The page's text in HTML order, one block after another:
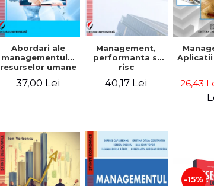
Abordari ale
managementului
resurselor umane
organizatiei
37,00 Lei
Management,
performanta si
risc
40,17 Lei 26,43
-15%